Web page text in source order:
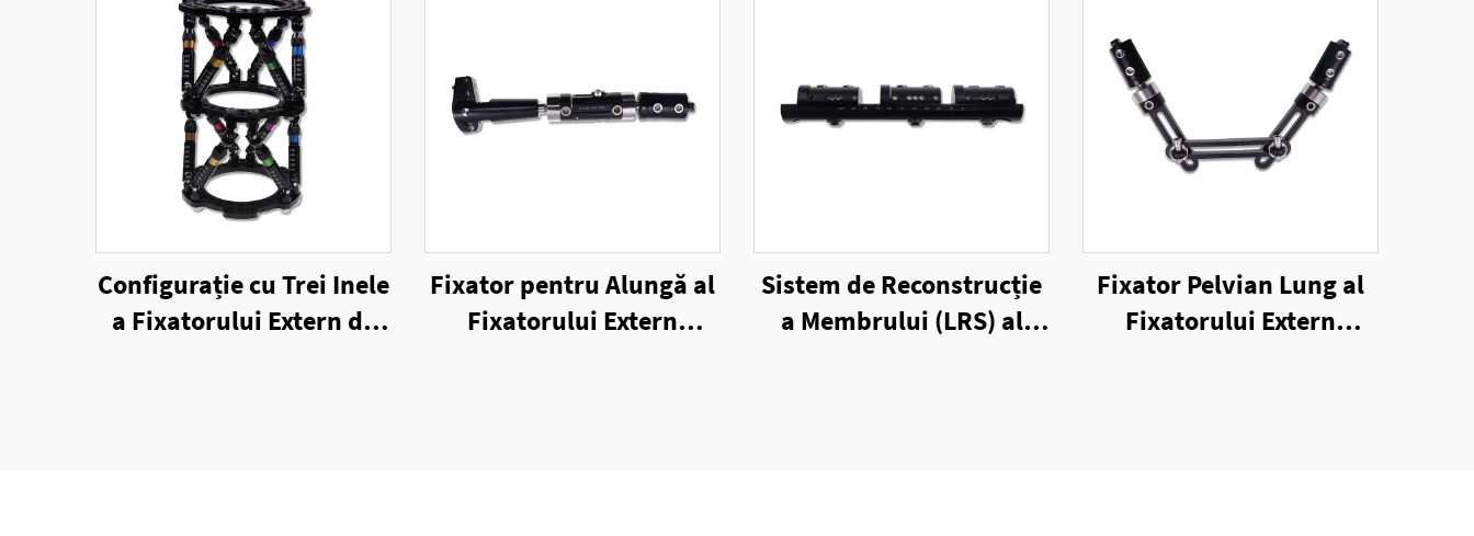
Configurație cu Trei Inele
a Fixatorului Extern de
Fixator pentru Alungă al
Fixatorului Extern
Sistem de Reconstrucție
a Membrului (LRS) al
Fixator Pelvian Lung al
Fixatorului Extern